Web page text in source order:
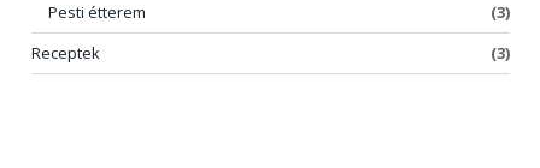
Pesti étterem
(3)
Receptek
(3)